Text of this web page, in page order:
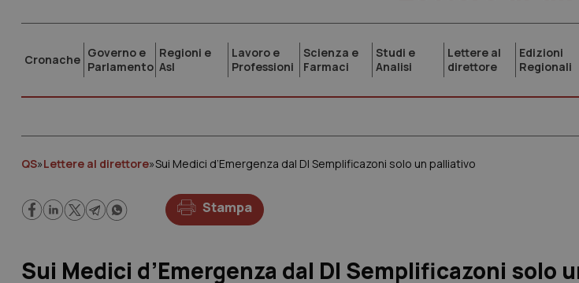
Cronache Governo e
Parlamento
Regioni e
Asl
Lavoro e
Professioni
Scienza e
Farmaci
Studi e
Analisi
Lettere al
direttore
Edizioni
Regionali
QS»Lettere al direttore»Sui Medici d’Emergenza dal Dl Semplificazoni solo un palliativo
Stampa
Sui Medici d’Emergenza dal Dl Semplificazoni solo